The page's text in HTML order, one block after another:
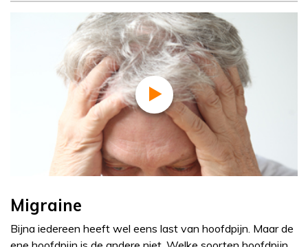
Migraine
Bijna iedereen heeft wel eens last van hoofdpijn. Maar de